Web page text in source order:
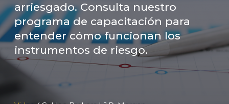
arriesgado. Consulta nuestro
programa de capacitación para
entender cómo funcionan los
instrumentos de riesgo.